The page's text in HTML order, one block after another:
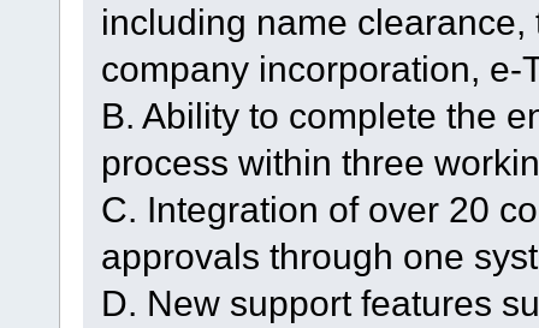
including name
company incorporation, e-
B. Ability to complete the
process within three
C. Integration of over 20
approvals through one
D. New support features